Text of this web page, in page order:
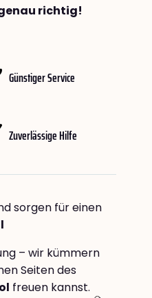
richtig!
Günstiger Service
Zuverlässige Hilfe
sorgen für einen
– wir kümmern
Seiten des
freuen kannst.